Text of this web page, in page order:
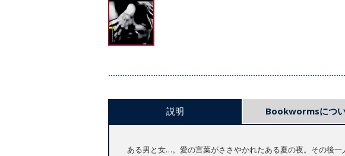
説明 Bookwormsにつ
ある男と女…。愛の言葉がささやかれたある夏の夜。その後